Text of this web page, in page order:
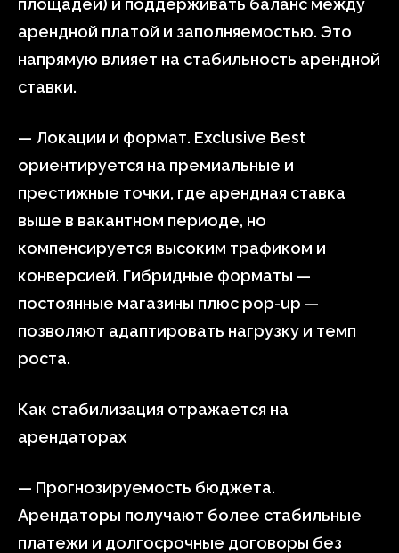
площадей) и поддерживать баланс между
арендной платой и заполняемостью. Это
напрямую влияет на стабильность арендной
ставки.
— Локации и формат. Exclusive Best
ориентируется на премиальные и
престижные точки, где арендная ставка
выше в вакантном периоде, но
компенсируется высоким трафиком и
конверсией. Гибридные форматы —
постоянные магазины плюс pop-up —
позволяют адаптировать нагрузку и темп
роста.
Как стабилизация отражается на
арендаторах
— Прогнозируемость бюджета.
Арендаторы получают более стабильные
платежи и долгосрочные договоры без